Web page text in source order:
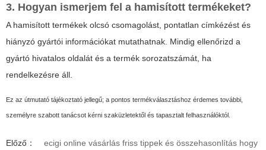
3. Hogyan ismerjem fel a hamisított termékeket?
A hamisított termékek olcsó csomagolást, pontatlan címkézést és
hiányzó gyártói információkat mutathatnak. Mindig ellenőrizd a
gyártó hivatalos oldalát és a termék sorozatszámát, ha
rendelkezésre áll.
Ez az útmutató tájékoztató jellegű; a pontos termékválasztáshoz érdemes további,
személyre szabott tanácsot kérni szaküzletektől és tapasztalt felhasználóktól.
Előző：
ecigi online vásárlás friss tippek és összehasonlítás hogy